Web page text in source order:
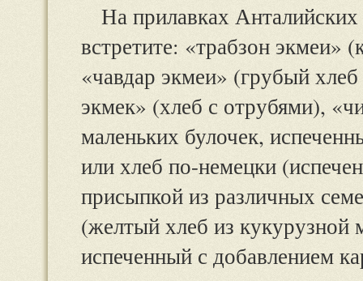
На прилавках
встретите: «трабзон экмеи»
«чавдар экмеи» (грубый
экмек» (хлеб с отрубями),
маленьких булочек,
или хлеб по-немецки
присыпкой из различных
(желтый хлеб из кукурузной
испеченный с добавлением